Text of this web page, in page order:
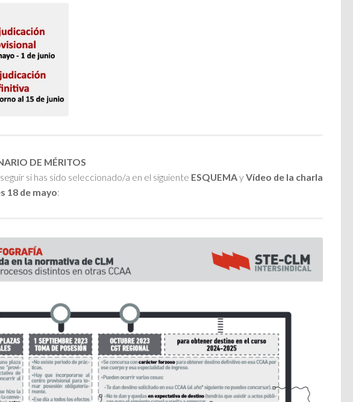
DE MÉRITOS
si has sido seleccionado/a en el siguiente ESQUEMAyVídeo de la charla
18 de mayo: